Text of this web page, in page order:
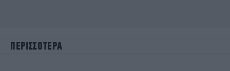
ΠΕΡΙΣΣΟΤΕΡΑ